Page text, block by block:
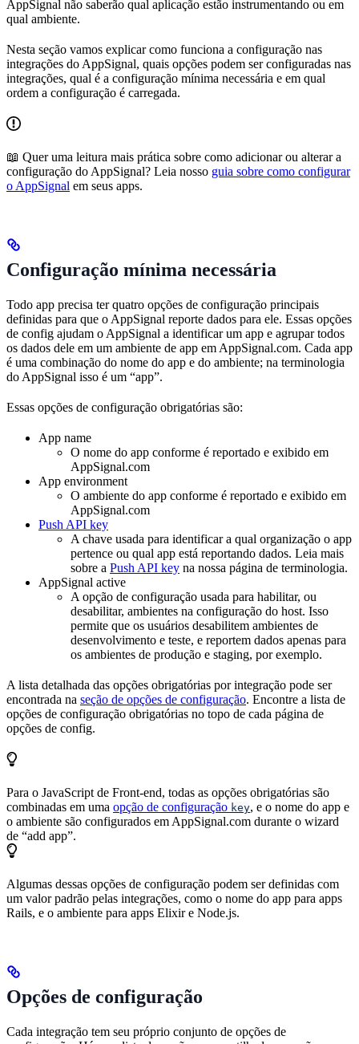
AppSignal não saberão qual aplicação estão instrumentando ou em
qual ambiente.
Nesta seção vamos explicar como funciona a configuração nas
integrações do AppSignal, quais opções podem ser configuradas nas
integrações, qual é a configuração mínima necessária e em qual
ordem a configuração é carregada.
📖 Quer uma leitura mais prática sobre como adicionar ou alterar a
configuração do AppSignal? Leia nosso guia sobre como configurar
o AppSignal em seus apps.
Configuração mínima necessária
Todo app precisa ter quatro opções de configuração principais
definidas para que o AppSignal reporte dados para ele. Essas opções
de config ajudam o AppSignal a identificar um app e agrupar todos
os dados dele em um ambiente de app em AppSignal.com. Cada app
é uma combinação do nome do app e do ambiente; na terminologia
do AppSignal isso é um “app”.
Essas opções de configuração obrigatórias são:
App name
O nome do app conforme é reportado e exibido em
AppSignal.com
App environment
O ambiente do app conforme é reportado e exibido em
AppSignal.com
Push API key
A chave usada para identificar a qual organização o app
pertence ou qual app está reportando dados. Leia mais
sobre a Push API key na nossa página de terminologia.
AppSignal active
A opção de configuração usada para habilitar, ou
desabilitar, ambientes na configuração do host. Isso
permite que os usuários desabilitem ambientes de
desenvolvimento e teste, e reportem dados apenas para
os ambientes de produção e staging, por exemplo.
A lista detalhada das opções obrigatórias por integração pode ser
encontrada na seção de opções de configuração. Encontre a lista de
opções de configuração obrigatórias no topo de cada página de
opções de config.
Para o JavaScript de Front-end, todas as opções obrigatórias são
combinadas em uma opção de configuração key, e o nome do app e
o ambiente são configurados em AppSignal.com durante o wizard
de “add app”.
Algumas dessas opções de configuração podem ser definidas com
um valor padrão pelas integrações, como o nome do app para apps
Rails, e o ambiente para apps Elixir e Node.js.
Opções de configuração
Cada integração tem seu próprio conjunto de opções de